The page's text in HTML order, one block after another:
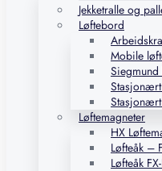
Jekketralle og
Løftebord
Mobile
Løftemagneter
HX
Løfteåk –
Løfteåk